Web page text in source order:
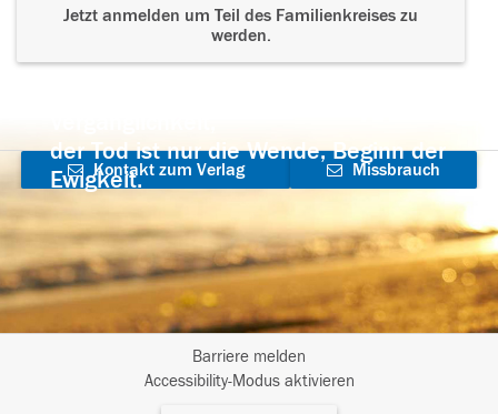
Jetzt anmelden um Teil des Familienkreises zu
werden.
der Tod ist nur die Wende, Beginn der
Ewigkeit.
Kontakt zum Verlag
aufnehmen
Missbrauch
Barriere melden
Accessibility-Modus aktivieren